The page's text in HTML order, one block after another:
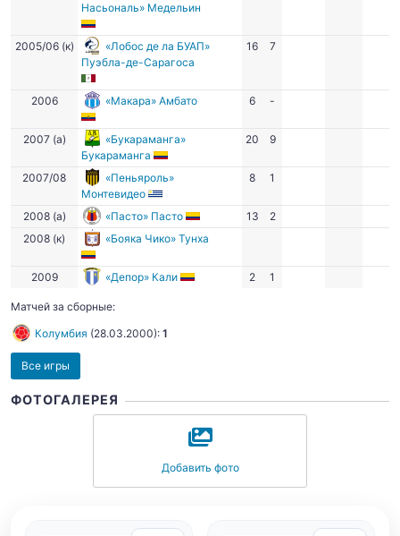
Насьональ» Медельин
2005/06 (к)
«Лобос де ла БУАП»
Пуэбла-де-Сарагоса
16 7
2006 «Макара» Амбато 6 -
2007 (а)
«Букараманга»
Букараманга
20 9
2007/08
«Пеньяроль»
Монтевидео
8 1
2008 (а) «Пасто» Пасто 13
2
2008 (к)
«Бояка Чико» Тунха
2009 «Депор» Кали 2 1
Матчей за сборные:
Колумбия (28.03.2000): 1
Все игры
ФОТОГАЛЕРЕЯ
Добавить фото